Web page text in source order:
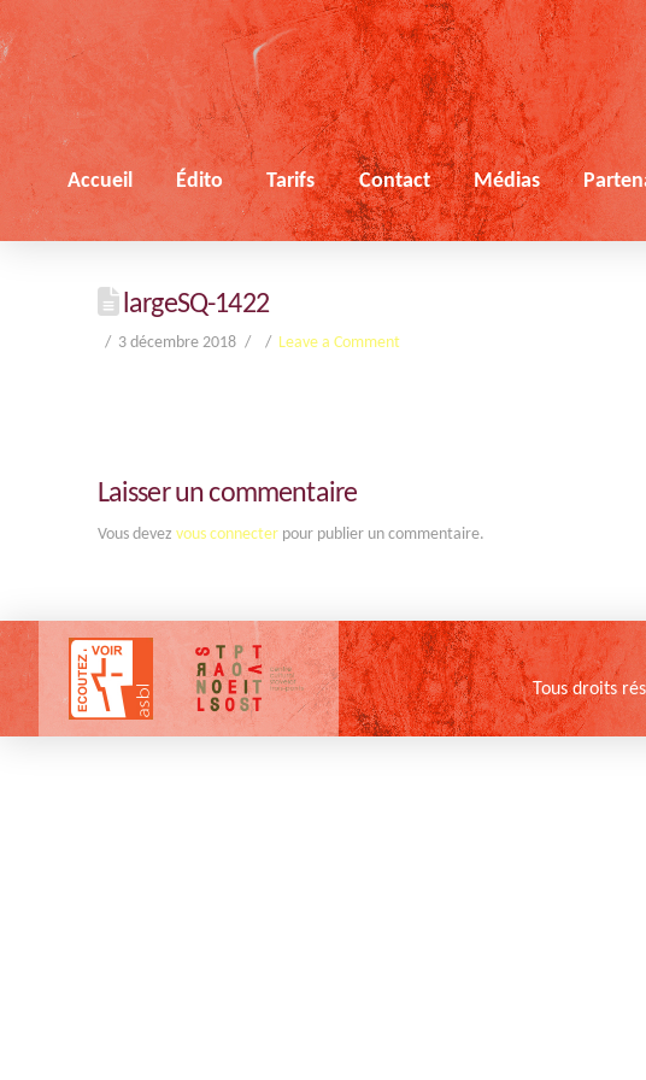
Accueil Édito Tarifs Contact Médias
largeSQ-1422
3 décembre 2018 Leave a Comment
Laisser un commentaire
Vous devez vous connecterpour publier un commentaire.
Tous droits